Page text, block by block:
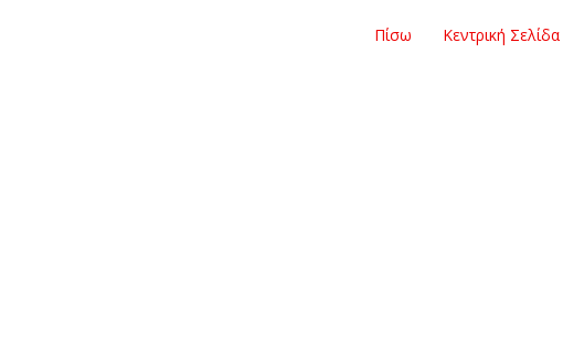
Πίσω Κεντρική